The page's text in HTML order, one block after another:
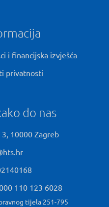
i financijska izvješća
privatnosti
do nas
10000 Zagreb
110 123 6028
tijela 251-795